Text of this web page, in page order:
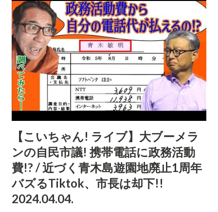
【こいちゃん! ライブ】大ブーメラ
ンの自民市議! 携帯電話に政務活動
費!? / 近づく青木島遊園地廃止1周年
バズるTiktok、市長は却下!!
2024.04.04.